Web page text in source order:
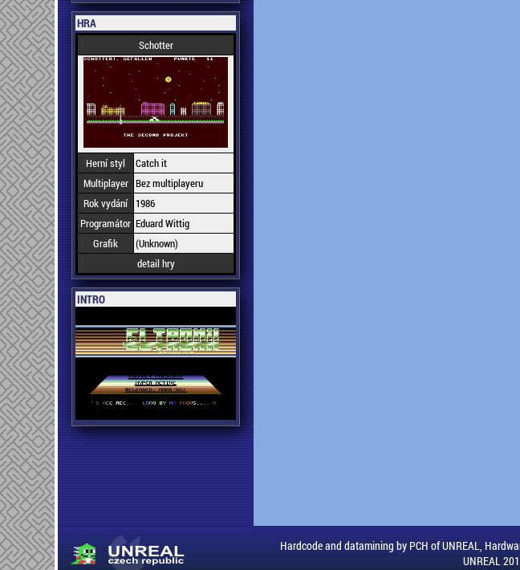
HRA
Schotter
Herní styl
Catch it
Multiplayer Bez multiplayeru
Rok vydání
1986
Programátor Eduard Wittig
Grafik
(Unknown)
detail hry
INTRO
Hardcode and datamining by PCH of UNREAL,
UNREAL